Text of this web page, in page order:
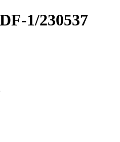
1/230537